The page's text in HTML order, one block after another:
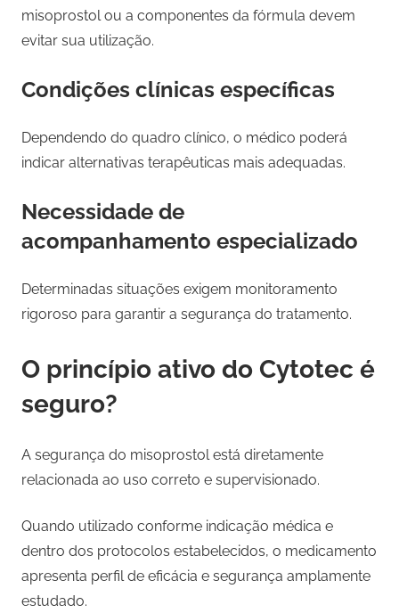
misoprostol ou a componentes da fórmula devem
evitar sua utilização.
Condições clínicas específicas
Dependendo do quadro clínico, o médico poderá
indicar alternativas terapêuticas mais adequadas.
Necessidade de
acompanhamento especializado
Determinadas situações exigem monitoramento
rigoroso para garantir a segurança do tratamento.
O princípio ativo do Cytotec é
seguro?
A segurança do misoprostol está diretamente
relacionada ao uso correto e supervisionado.
Quando utilizado conforme indicação médica e
dentro dos protocolos estabelecidos, o medicamento
apresenta perfil de eficácia e segurança amplamente
estudado.